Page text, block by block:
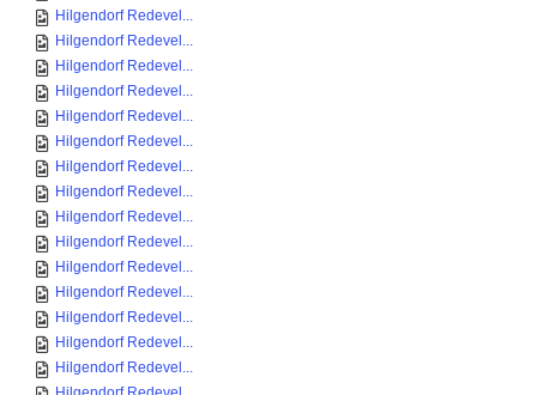
Hilgendorf Redevel...
Hilgendorf Redevel...
Hilgendorf Redevel...
Hilgendorf Redevel...
Hilgendorf Redevel...
Hilgendorf Redevel...
Hilgendorf Redevel...
Hilgendorf Redevel...
Hilgendorf Redevel...
Hilgendorf Redevel...
Hilgendorf Redevel...
Hilgendorf Redevel...
Hilgendorf Redevel...
Hilgendorf Redevel...
Hilgendorf Redevel...